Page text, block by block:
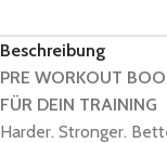
Beschreibung
PRE WORKOUT
FÜR DEIN TRAINING
Harder. Stronger.